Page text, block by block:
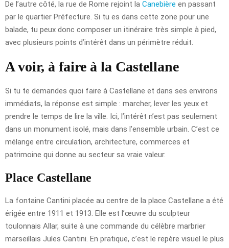
De l’autre côté, la rue de Rome rejoint la Canebière en passant
par le quartier Préfecture. Si tu es dans cette zone pour une
balade, tu peux donc composer un itinéraire très simple à pied,
avec plusieurs points d’intérêt dans un périmètre réduit.
A voir, à faire à la Castellane
Si tu te demandes quoi faire à Castellane et dans ses environs
immédiats, la réponse est simple : marcher, lever les yeux et
prendre le temps de lire la ville. Ici, l’intérêt n’est pas seulement
dans un monument isolé, mais dans l’ensemble urbain. C’est ce
mélange entre circulation, architecture, commerces et
patrimoine qui donne au secteur sa vraie valeur.
Place Castellane
La fontaine Cantini placée au centre de la place Castellane a été
érigée entre 1911 et 1913. Elle est l’œuvre du sculpteur
toulonnais Allar, suite à une commande du célèbre marbrier
marseillais Jules Cantini. En pratique, c’est le repère visuel le plus